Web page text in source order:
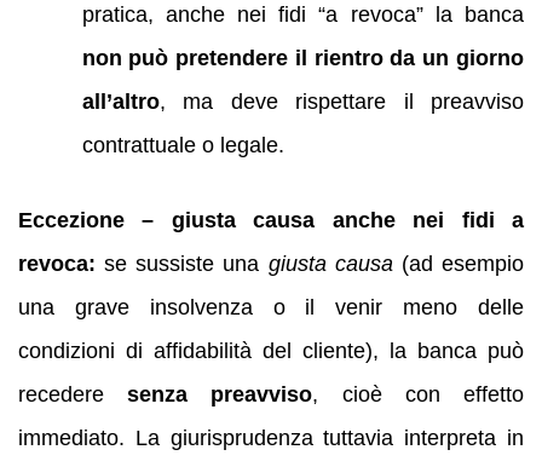
pratica, anche nei fidi “a revoca” la banca
non può pretendere il rientro da un giorno
all’altro, ma deve rispettare il preavviso
contrattuale o legale.
Eccezione – giusta causa anche nei fidi a
revoca: se sussiste una giusta causa (ad esempio
una grave insolvenza o il venir meno delle
condizioni di affidabilità del cliente), la banca può
recederesenza preavviso, cioè con effetto
immediato. La giurisprudenza tuttavia interpreta in